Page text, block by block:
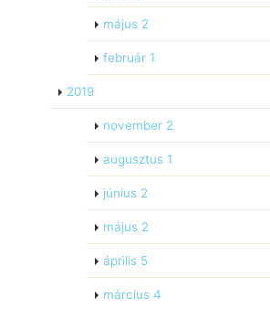
május 2
február 1
2019
november 2
augusztus 1
június 2
május 2
április 5
március 4